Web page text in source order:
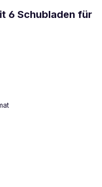
6 Schubladen für